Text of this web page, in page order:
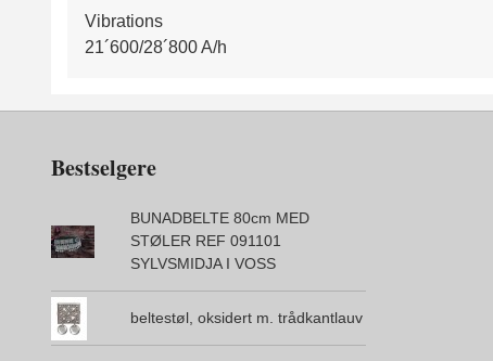
Vibrations
21´600/28´800 A/h
Bestselgere
BUNADBELTE 80cm MED
STØLER REF 091101
SYLVSMIDJA I VOSS
beltestøl, oksidert m. trådkantlauv